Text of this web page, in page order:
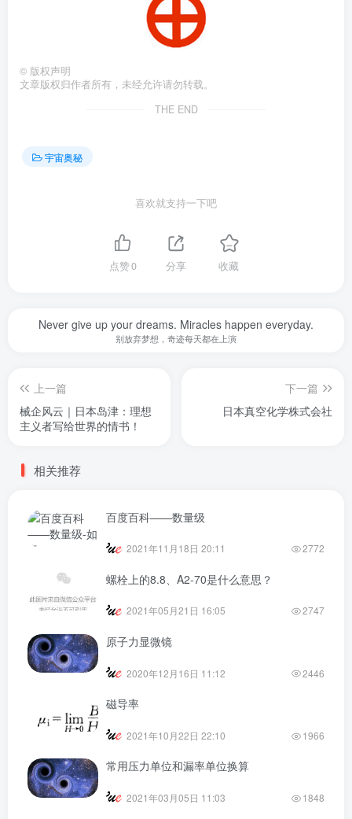
© 版权声明
文章版权归作者所有，未经允许请勿转载。
THE END
宇宙奥秘
喜欢就支持一下吧
点赞0 分享 收藏
Never give up your dreams. Miracles happen everyday.
别放弃梦想，奇迹每天都在上演
上一篇
械企风云｜日本岛津：理想
主义者写给世界的情书！
下一篇
日本真空化学株式会社
相关推荐
百度百科——数量级
2021年11月18日 20:11 2772
螺栓上的8.8、A2-70是什么意思？
2021年05月21日 16:05 2747
原子力显微镜
2020年12月16日 11:12 2446
磁导率
2021年10月22日 22:10 1966
常用压力单位和漏率单位换算
2021年03月05日 11:03 1848